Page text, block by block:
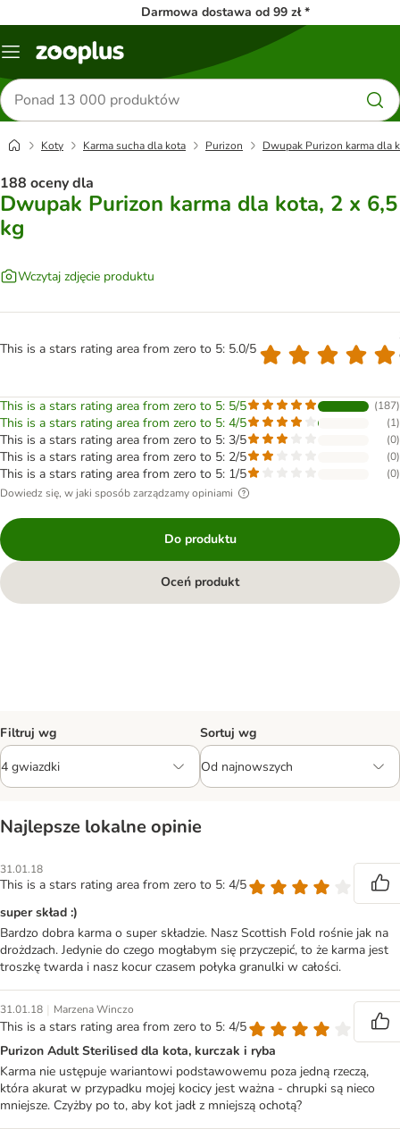
Darmowa dostawa od 99 zł *
Menu
Szukaj
produktów
Koty Karma sucha dla kota Purizon Dwupak Purizon karma dla
188 oceny dla
Dwupak Purizon karma dla kota, 2 x 6,5
kg
Wczytaj zdjęcie produktu
This is a stars rating area from zero to 5: 5.0/5
This is a stars rating area from zero to 5: 5/5 (187)
This is a stars rating area from zero to 5: 4/5 (1)
This is a stars rating area from zero to 5: 3/5 (0)
This is a stars rating area from zero to 5: 2/5 (0)
This is a stars rating area from zero to 5: 1/5 (0)
Dowiedz się, w jaki sposób zarządzamy opiniami
Do produktu
Oceń produkt
Filtruj wg Sortuj wg
Najlepsze lokalne opinie
31.01.18
This is a stars rating area from zero to 5: 4/5
super skład :)
Bardzo dobra karma o super składzie. Nasz Scottish Fold rośnie jak na
drożdzach. Jedynie do czego mogłabym się przyczepić, to że karma jest
troszkę twarda i nasz kocur czasem połyka granulki w całości.
31.01.18 | Marzena Winczo
This is a stars rating area from zero to 5: 4/5
Purizon Adult Sterilised dla kota, kurczak i ryba
Karma nie ustępuje wariantowi podstawowemu poza jedną rzeczą,
która akurat w przypadku mojej kocicy jest ważna - chrupki są nieco
mniejsze. Czyżby po to, aby kot jadł z mniejszą ochotą?